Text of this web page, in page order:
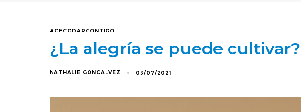
#CECODAPCONTIGO
¿La alegría se puede cultivar?
NATHALIE GONCALVEZ 03/07/2021